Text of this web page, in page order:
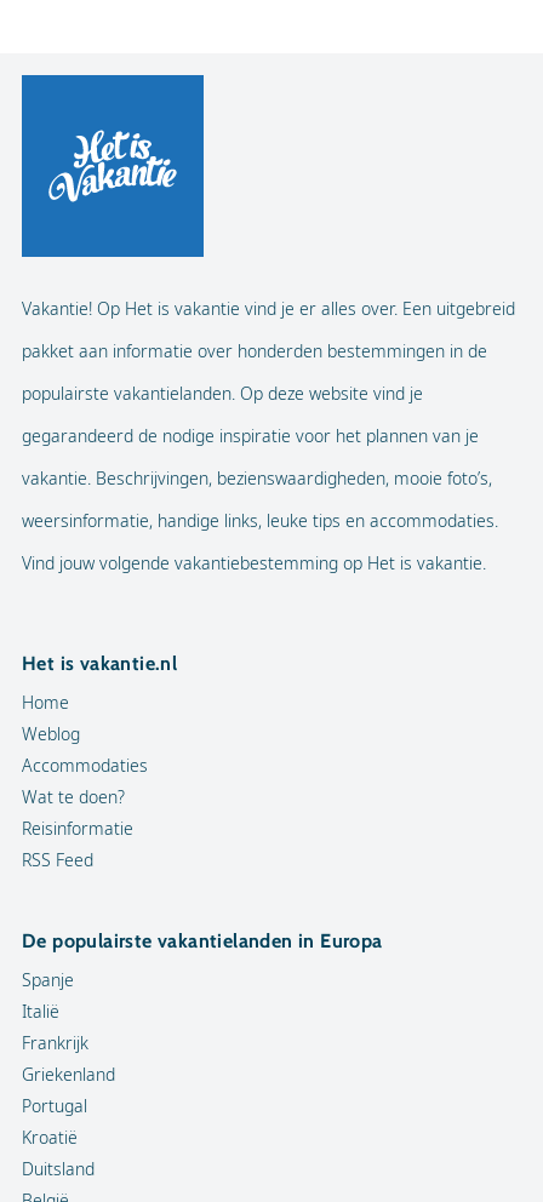
Vakantie! Op Het is vakantie vind je er alles over. Een uitgebreid
pakket aan informatie over honderden bestemmingen in de
populairste vakantielanden. Op deze website vind je
gegarandeerd de nodige inspiratie voor het plannen van je
vakantie. Beschrijvingen, bezienswaardigheden, mooie foto’s,
weersinformatie, handige links, leuke tips en accommodaties.
Vind jouw volgende vakantiebestemming op Het is vakantie.
Het is vakantie.nl
Home
Weblog
Accommodaties
Wat te doen?
Reisinformatie
RSS Feed
De populairste vakantielanden in Europa
Spanje
Italië
Frankrijk
Griekenland
Portugal
Kroatië
Duitsland